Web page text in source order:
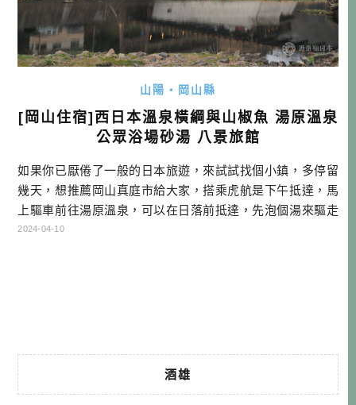
山陽・岡山縣
[岡山住宿]西日本溫泉橫綱與山椒魚 湯原溫泉
公眾浴場砂湯 八景旅館
如果你已厭倦了一般的日本旅遊，來試試找個小鎮，多停留
幾天，想推薦岡山真庭市給大家，搭乘虎航是下午抵達，馬
上驅車前往湯原溫泉，可以在日落前抵達，先泡個湯來驅走
日常生活的疲憊，是不是也挺不錯的呢！ ▲岡山機場全名為
2024-04-10
酒雄